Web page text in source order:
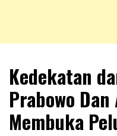
NKRIPOST
Kedekatan
Prabowo
Membuka